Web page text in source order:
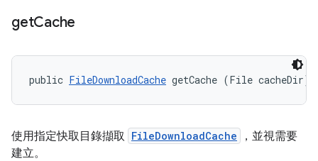
getCache
public FileDownloadCache getCache (File cacheDir)
使用指定快取目錄擷取 FileDownloadCache
，並視需要
建立。